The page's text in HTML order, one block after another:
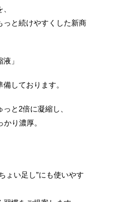
っと続けやすくした新商
」
しております。
と2倍に凝縮し、
り濃厚。
ょい足し”にも使いやす